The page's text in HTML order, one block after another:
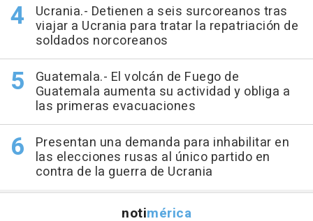
Ucrania.- Detienen a seis surcoreanos tras
viajar a Ucrania para tratar la repatriación de
soldados norcoreanos
Guatemala.- El volcán de Fuego de
Guatemala aumenta su actividad y obliga a
las primeras evacuaciones
Presentan una demanda para inhabilitar en
las elecciones rusas al único partido en
contra de la guerra de Ucrania
notimérica